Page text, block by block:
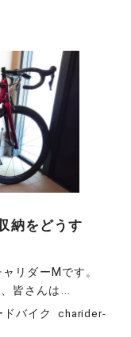
納をどうす
リダーMです。
皆さんは...
ドバイク
charider-